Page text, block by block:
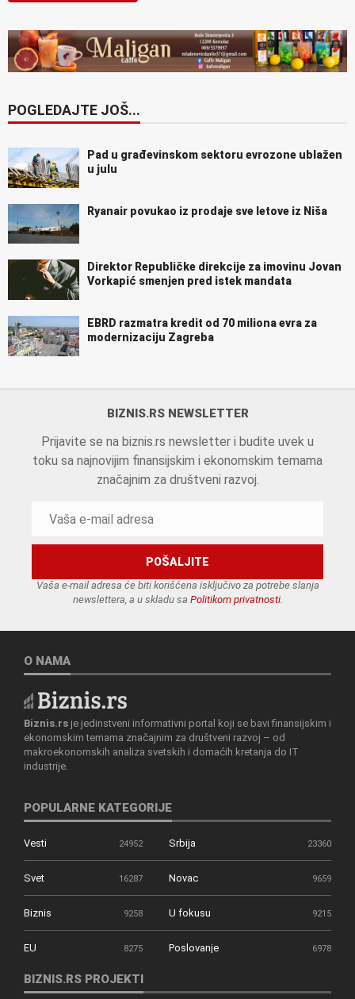
POGLEDAJTE JOŠ...
Pad u građevinskom sektoru evrozone ublažen
u julu
Ryanair povukao iz prodaje sve letove iz Niša
Direktor Republičke direkcije za imovinu Jovan
Vorkapić smenjen pred istek mandata
EBRD razmatra kredit od 70 miliona evra za
modernizaciju Zagreba
BIZNIS.RS NEWSLETTER
Prijavite se na biznis.rs newsletter i budite uvek u
toku sa najnovijim finansijskim i ekonomskim temama
značajnim za društveni razvoj.
Vaša e-mail adresa će biti korišćena isključivo za potrebe slanja
newslettera, a u skladu sa Politikom privatnosti.
O NAMA
Biznis.rs je jedinstveni informativni portal koji se bavi finansijskim i
ekonomskim temama značajnim za društveni razvoj – od
makroekonomskih analiza svetskih i domaćih kretanja do IT
industrije.
POPULARNE KATEGORIJE
Vesti 24952 Srbija 23360
Svet 16287 Novac 9659
Biznis 9258 U fokusu 9215
EU 8275 Poslovanje 6978
BIZNIS.RS PROJEKTI